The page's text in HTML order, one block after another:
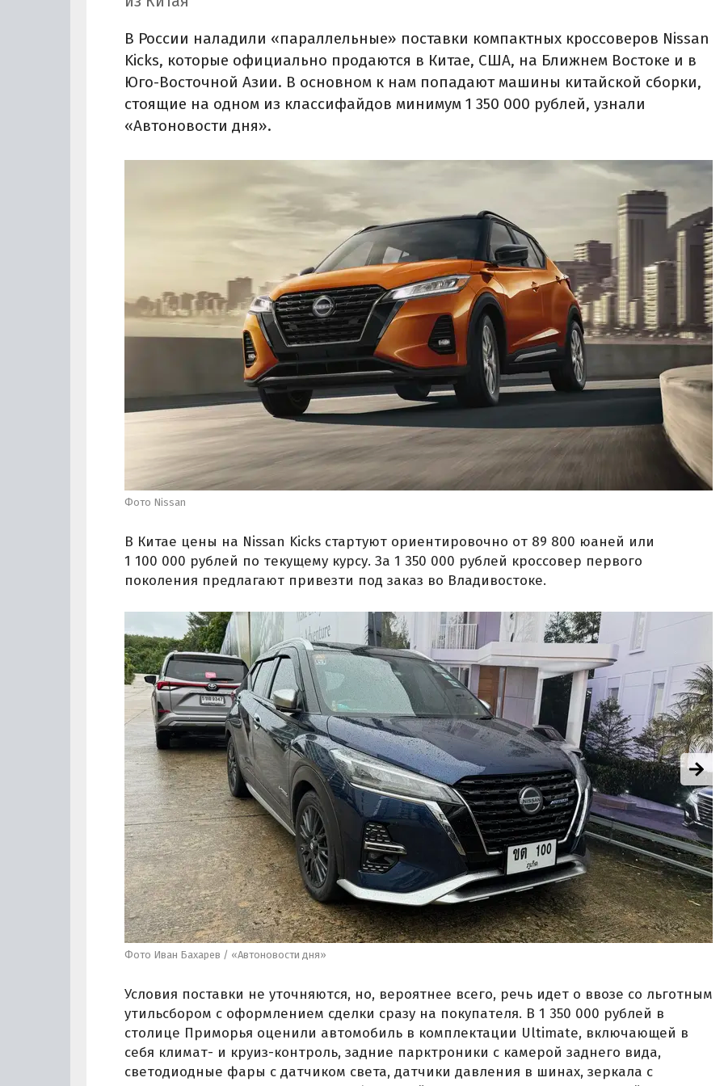
В России наладили «параллельные» поставки компактных кроссоверов Nissan
Kicks, которые официально продаются в Китае, США, на Ближнем Востоке и в
Юго-Восточной Азии. В основном к нам попадают машины китайской сборки,
стоящие на одном из классифайдов минимум 1 350 000 рублей, узнали
«Автоновости дня».
Фото Nissan
В Китае цены на Nissan Kicks стартуют ориентировочно от 89 800 юаней или
1 100 000 рублей по текущему курсу. За 1 350 000 рублей кроссовер первого
поколения предлагают привезти под заказ во Владивостоке.
Фото Иван Бахарев / «Автоновости дня»
Условия поставки не уточняются, но, вероятнее всего, речь идет о ввозе со льготным
утильсбором с оформлением сделки сразу на покупателя. В 1 350 000 рублей в
столице Приморья оценили автомобиль в комплектации Ultimate, включающей в
себя климат- и круиз-контроль, задние парктроники с камерой заднего вида,
светодиодные фары с датчиком света, датчики давления в шинах, зеркала с